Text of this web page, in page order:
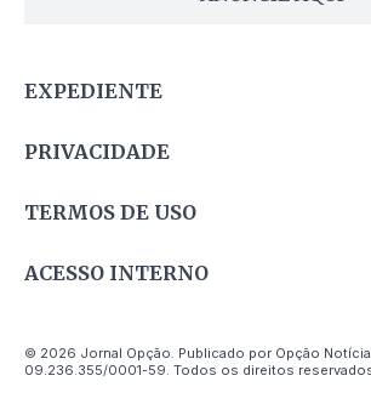
EXPEDIENTE
PRIVACIDADE
TERMOS DE USO
ACESSO INTERNO
© 2026 Jornal Opção. Publicado por Opção
09.236.355/0001-59. Todos os direitos